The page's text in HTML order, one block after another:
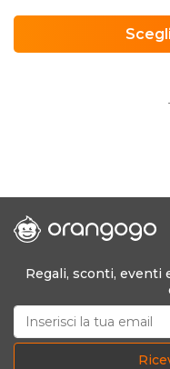
Regali, sconti, eventi